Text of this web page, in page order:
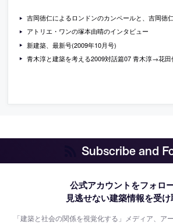
吉岡徳仁によるロンドンのカンペールと、吉岡徳仁のデザイン
アトリエ・ワンの塚本由晴のインタビュー
新建築、最新号(2009年10月号)
青木淳と建築を考える2009対話篇07 青木淳→花田
Subscribe and
公式アカウントをフォロー
見逃せない建築情報を受け
「建築と社会の関係を視覚化する」メディア、ア